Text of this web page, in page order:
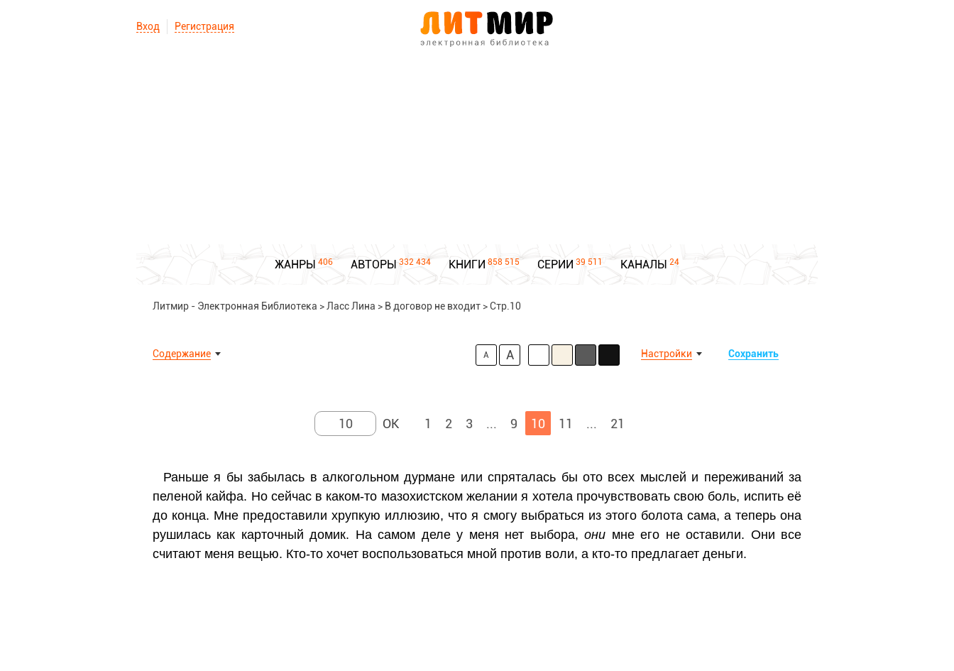
Вход Регистрация
ЖАНРЫ 406 АВТОРЫ 332 434 КНИГИ 858 515 СЕРИИ 39 511 КАНАЛЫ 24
Литмир - Электронная Библиотека > Ласс Лина > В договор не входит >Стр.10
Содержание Сохранить
Настройки
A A
1 2 3 ... 9 10 11 ... 21
Раньше я бы забылась в алкогольном дурмане или спряталась бы ото всех мыслей и переживаний за
пеленой кайфа. Но сейчас в каком-то мазохистском желании я хотела прочувствовать свою боль, испить её
до конца. Мне предоставили хрупкую иллюзию, что я смогу выбраться из этого болота сама, а теперь она
рушилась как карточный домик. На самом деле у меня нет выбора,они мне его не оставили. Они все
считают меня вещью. Кто-то хочет воспользоваться мной против воли, а кто-то предлагает деньги.